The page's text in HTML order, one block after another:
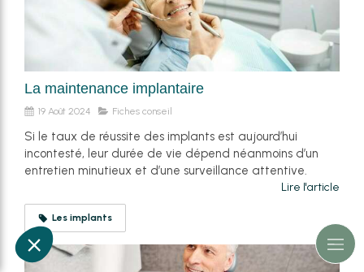
La maintenance implantaire
19 Août 2024 Fiches conseil
Si le taux de réussite des implants est aujourd’hui
incontesté, leur durée de vie dépend néanmoins d’un
entretien minutieux et d’une surveillance attentive.
Lire l'article
Les implants